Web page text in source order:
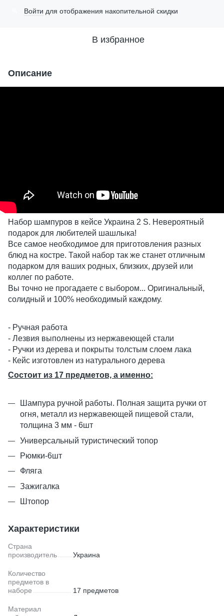
Войти для отображения накопительной скидки
В избранное
Описание
Набор шампуров в кейсе Украина 2 S. Невероятный
подарок для любителей шашлыка!
Все самое необходимое для приготовления разных
блюд на костре. Такой набор так же станет отличным
подарком для ваших родных, близких, друзей или
коллег по работе.
Вы точно не прогадаете с выбором... Оригинальный,
солидный и 100% необходимый каждому.
- Ручная работа
- Лезвия выполнены из нержавеющей стали
- Ручки из дерева и покрыты толстым слоем лака
- Кейс изготовлен из натурального дерева
Состоит из 17 предметов, а именно:
Шампура ручной работы. Полная защита ручки от
огня, металл из нержавеющей пищевой стали,
толщина 3 мм - 6шт
Универсальный туристический топор
Рюмки-6шт
Фляга
Зажигалка
Штопор
Характеристики
Страна
производитель
Украина
Количество
предметов в
наборе
17 предметов
Материал